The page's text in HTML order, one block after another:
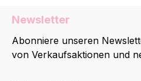
Newsletter
Abonniere unseren
von Verkaufsaktionen und